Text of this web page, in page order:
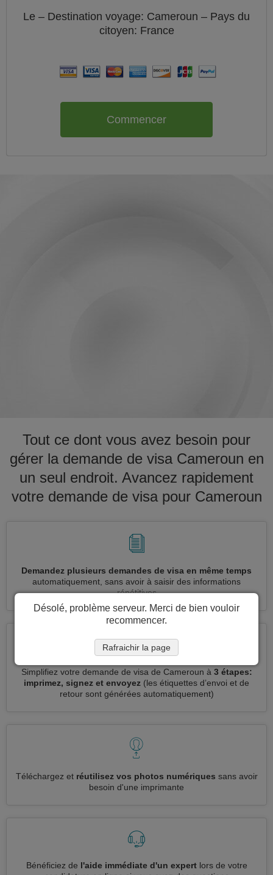
Le – Destination voyage: Cameroun – Pays du
citoyen: France
Commencer
Tout ce dont vous avez besoin pour
gérer la demande de visa Cameroun en
un seul endroit. Avancez rapidement
votre demande de visa pour Cameroun
Demandez plusieurs demandes de visa en même temps
automatiquement, sans avoir à saisir des informations
répétitives
Simplifiez votre demande de visa de Cameroun à 3 étapes:
imprimez, signez et envoyez (les étiquettes d’envoi et de
retour sont générées automatiquement)
Téléchargez et réutilisez vos photos numériques sans avoir
besoin d'une imprimante
Bénéficiez de l'aide immédiate d'un expertlors de votre
Désolé, problème serveur. Merci de bien vouloir
recommencer.
Rafraichir la page